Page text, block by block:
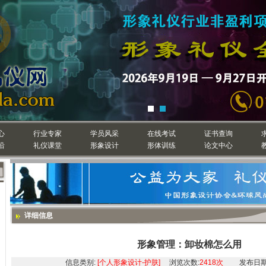
行业专家 学员风采 在线考试 证书查询
礼仪课堂 形象设计 形体训练 论文中心
详细信息
形象管理：卸妆棉怎么用
信息类别: [个人形象设计-护肤] 浏览次数:2418次 发布日